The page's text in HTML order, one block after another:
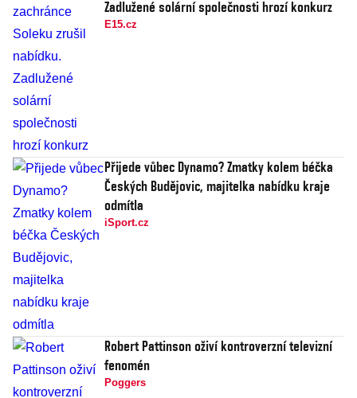
Zadlužené solární společnosti hrozí konkurz
E15.cz
Přijede vůbec Dynamo? Zmatky kolem béčka
Českých Budějovic, majitelka nabídku kraje
odmítla
iSport.cz
Robert Pattinson oživí kontroverzní televizní
fenomén
Poggers